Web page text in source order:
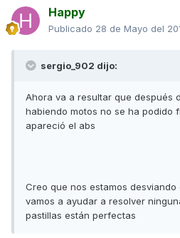
Happy
Publicado 28 de Mayo del
sergio_902 dijo:
Ahora va a resultar que después
habiendo motos no se ha podido
apareció el abs
Creo que nos estamos
vamos a ayudar a resolver
pastillas están perfectas